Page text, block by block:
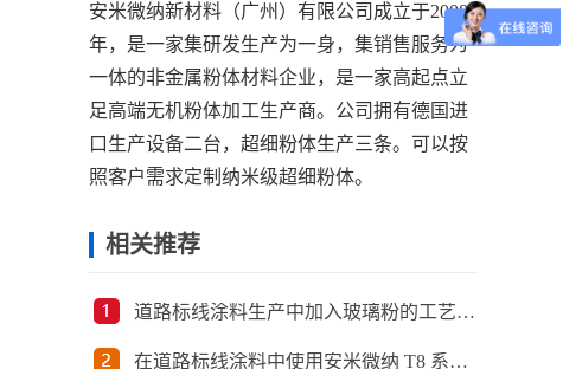
安米微纳新材料（广州）有限公司成立于2008
年，是一家集研发生产为一身，集销售服务为
一体的非金属粉体材料企业，是一家高起点立
足高端无机粉体加工生产商。公司拥有德国进
口生产设备二台，超细粉体生产三条。可以按
照客户需求定制纳米级超细粉体。
相关推荐
道路标线涂料生产中加入玻璃粉的工艺建议是什么？
在道路标线涂料中使用安米微纳 T8 系列玻璃粉有什么性能优势？